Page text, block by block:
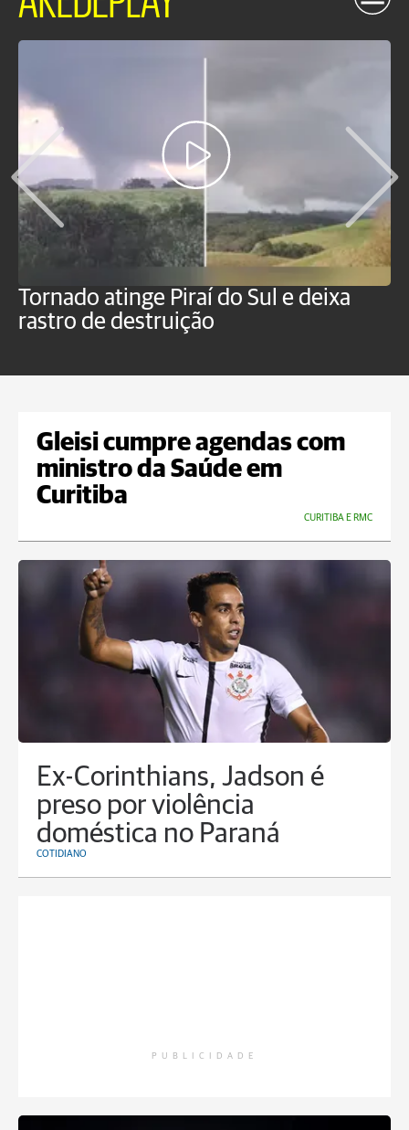
Tornado atinge Piraí do Sul e deixa
rastro de destruição
Gleisi cumpre agendas com
ministro da Saúde em
Curitiba
CURITIBA E RMC
Ex-Corinthians, Jadson é
preso por violência
doméstica no Paraná
COTIDIANO
PUBLICIDADE